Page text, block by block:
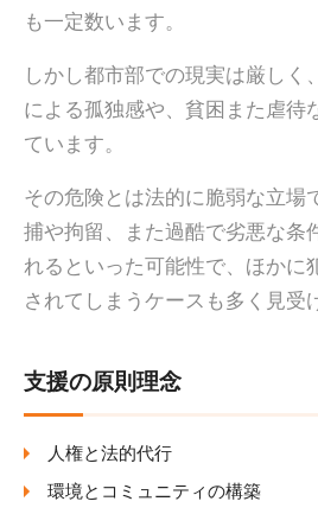
も一定数います。
しかし都市部での現実は厳しく
による孤独感や、貧困また虐待
ています。
その危険とは法的に脆弱な立場
捕や拘留、また過酷で劣悪な条
れるといった可能性で、ほかに
されてしまうケースも多く見受
支援の原則理念
人権と法的代行
環境とコミュニティの構築